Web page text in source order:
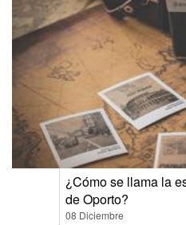
¿Cómo se llama la
de Oporto?
08 Diciembre